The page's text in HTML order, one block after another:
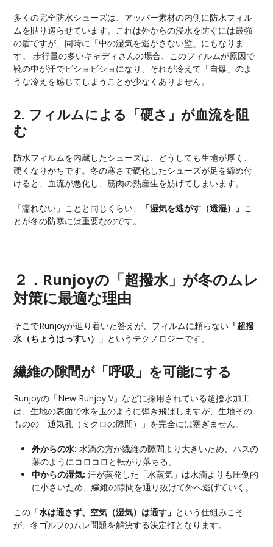
多くの完全防水シューズは、アッパー素材の内側に防水フィル
ムを貼り巡らせています。これは外からの浸水を防ぐには最強
の盾ですが、同時に「中の湿気を逃がさない壁」にもなりま
す。 歩行量の多いキャディさんの場合、このフィルムが原因で
靴の中が汗でビショビショになり、それが冷えて「自爆」のよ
うな冷えを感じてしまうことが少なくありません。
2. フィルムによる「硬さ」が血流を阻
む
防水フィルムを内蔵したシューズは、どうしても生地が厚く、
硬くなりがちです。冬の寒さで硬化したシューズが足を締め付
けると、血流が悪化し、筋肉の熱産生を妨げてしまいます。
「濡れない」ことと同じくらい、 「湿気を逃がす（透湿）」 こ
とが冬の防寒には重要なのです。
２．Runjoyの「超撥水」が冬のムレ
対策に最適な理由
そこでRunjoyが辿り着いた答えが、フィルムに頼らない 「超撥
水（ちょうはっすい）」 というテクノロジーです。
繊維の隙間が「呼吸」を可能にする
Runjoyの「New Runjoy V」などに採用されている超撥水加工
は、生地の表面で水を玉のように弾き飛ばしますが、生地その
ものの「通気孔（ミクロの隙間）」を完全には塞ぎません。
外からの水: 水滴の方が繊維の隙間より大きいため、ハスの
葉のようにコロコロと転がり落ちる。
中からの湿気: 汗が蒸発した「水蒸気」は水滴よりも圧倒的
に小さいため、繊維の隙間を通り抜けて外へ逃げていく。
この「水は通さず、空気（湿気）は通す」 という仕組みこそ
が、冬ゴルフのムレ問題を解決する決定打となります。